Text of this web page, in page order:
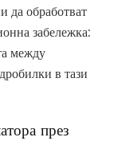
да обработват
забележка:
между
в тази
през